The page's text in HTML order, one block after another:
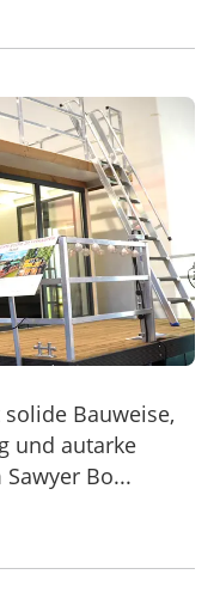
Bauweise,
und autarke
Bo...